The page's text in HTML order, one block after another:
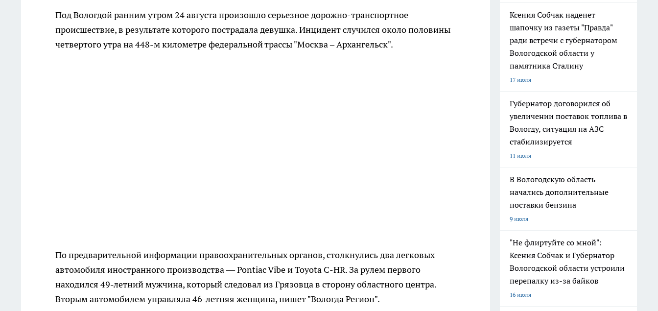
Под Вологдой ранним утром 24 августа произошло серьезное дорожно-транспортное
происшествие, в результате которого пострадала девушка. Инцидент случился около половины
четвертого утра на 448-м километре федеральной трассы "Москва – Архангельск".
По предварительной информации правоохранительных органов, столкнулись два легковых
автомобиля иностранного производства — Pontiac Vibe и Toyota C-HR. За рулем первого
находился 49-летний мужчина, который следовал из Грязовца в сторону областного центра.
Вторым автомобилем управляла 46-летняя женщина, пишет "Вологда Регион".
Ксения Собчак наденет
шапочку из газеты "Правда"
ради встречи с губернатором
Вологодской области у
памятника Сталину
17 июля
Губернатор договорился об
увеличении поставок топлива в
Вологду, ситуация на АЗС
стабилизируется
11 июля
В Вологодскую область
начались дополнительные
поставки бензина
9 июля
"Не флиртуйте со мной":
Ксения Собчак и Губернатор
Вологодской области устроили
перепалку из-за байков
16 июля